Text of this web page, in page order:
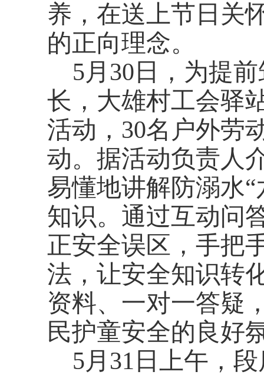
养，在送上节日关
的正向理念。
5月30日，为提
长，大雄村工会驿
活动，30名户外劳
动。据活动负责人
易懂地讲解防溺水
知识。通过互动问
正安全误区，手把
法，让安全知识转
资料、一对一答疑
民护童安全的良好
5月31日上午，